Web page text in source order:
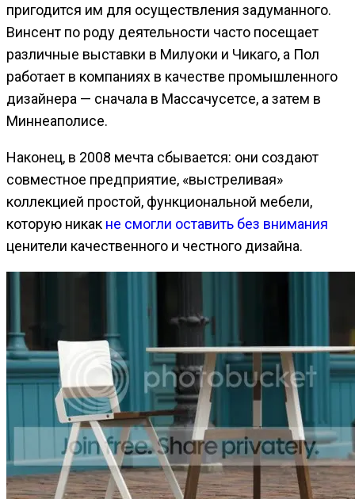
пригодится им для осуществления задуманного.
Винсент по роду деятельности часто посещает
различные выставки в Милуоки и Чикаго, а Пол
работает в компаниях в качестве промышленного
дизайнера — сначала в Массачусетсе, а затем в
Миннеаполисе.
Наконец, в 2008 мечта сбывается: они создают
совместное предприятие, «выстреливая»
коллекцией простой, функциональной мебели,
которую никак не смогли оставить без внимания
ценители качественного и честного дизайна.